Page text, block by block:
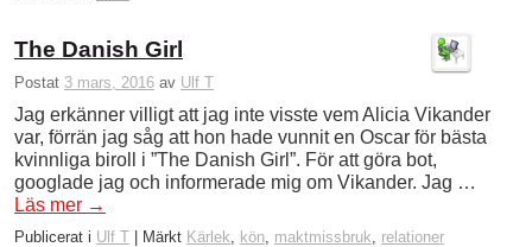
The Danish Girl
Postat 3 mars, 2016 av Ulf T
Jag erkänner villigt att jag inte visste vem Alicia Vikander
var, förrän jag såg att hon hade vunnit en Oscar för bästa
kvinnliga biroll i ”The Danish Girl”. För att göra bot,
googlade jag och informerade mig om Vikander. Jag …
Läs mer →
Publicerat i Ulf T Märkt Kärlek kön maktmissbruk relationer